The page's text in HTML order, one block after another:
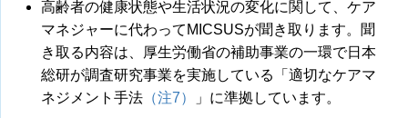
高齢者の健康状態や生活状況の変化に関して、ケア
マネジャーに代わってMICSUSが聞き取ります。聞
き取る内容は、厚生労働省の補助事業の一環で日本
総研が調査研究事業を実施している「適切なケアマ
ネジメント手法 （注7）
」に準拠しています。